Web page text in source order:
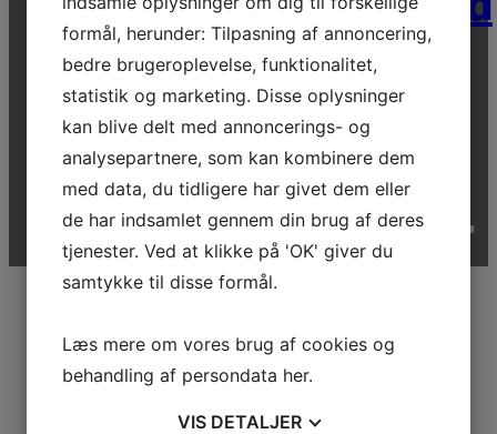
Læs mere Læs mere
Brocken
udvalgte
referencer
Kasperskolen
formål, herunder: Tilpasning af annoncering,
bedre brugeroplevelse, funktionalitet,
statistik og marketing. Disse oplysninger
kan blive delt med annoncerings- og
analysepartnere, som kan kombinere dem
med data, du tidligere har givet dem eller
de har indsamlet gennem din brug af deres
tjenester. Ved at klikke på 'OK' giver du
samtykke til disse formål.
Læs mere om vores brug af cookies og
behandling af persondata her.
VIS DETALJER